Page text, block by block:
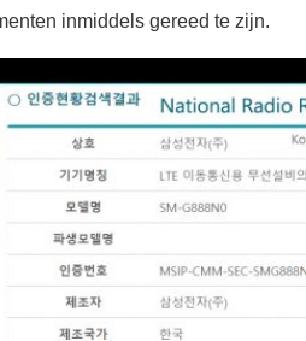
inmiddels gereed te zijn.